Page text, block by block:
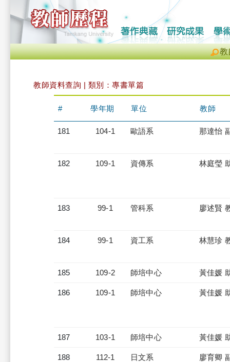
教
教師資料查詢 | 類別：專書單篇
# 學年期 單位 教師
181 104-1 歐語系 那達怡
182 109-1 資傳系 林庭瑩
183 99-1 管科系 廖述賢
184 99-1 資工系 林慧珍
185 109-2 師培中心 黃佳媛
186 109-1 師培中心 黃佳媛
187 103-1 師培中心 黃佳媛
188 112-1 日文系 廖育卿